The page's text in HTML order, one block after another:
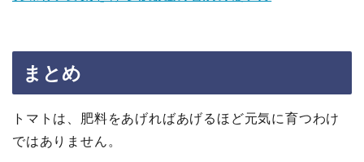
まとめ
トマトは、肥料をあげればあげるほど元気に育つわけ
ではありません。